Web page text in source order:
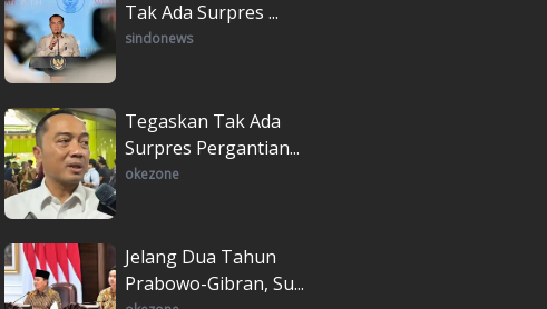
Tak Ada Surpres ...
sindonews
Tegaskan Tak Ada
Surpres Pergantian...
okezone
Jelang Dua Tahun
Prabowo-Gibran, Su...